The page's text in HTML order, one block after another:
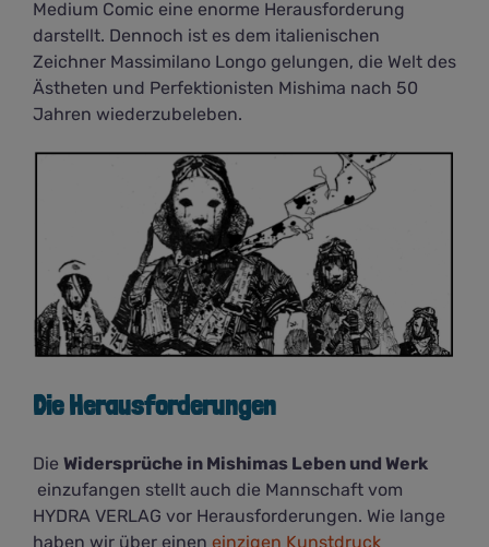
Medium Comic eine enorme Herausforderung
darstellt. Dennoch ist es dem italienischen
Zeichner Massimilano Longo gelungen, die Welt des
Ästheten und Perfektionisten Mishima nach 50
Jahren wiederzubeleben.
Die Herausforderungen
Die Widersprüche in Mishimas Leben und Werk
einzufangen stellt auch die Mannschaft vom
HYDRA VERLAG vor Herausforderungen. Wie lange
haben wir über einen einzigen Kunstdruck